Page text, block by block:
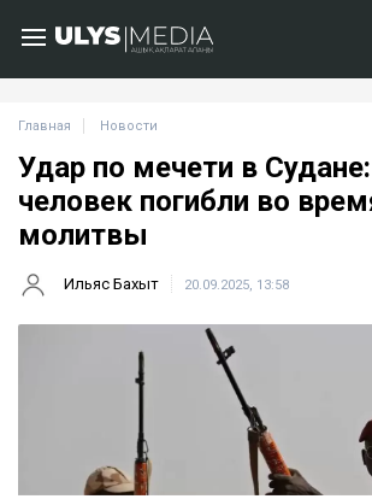
Главная Новости
Удар по мечети в
человек погибли во
молитвы
Ильяс Бахыт 20.09.2025, 13:58